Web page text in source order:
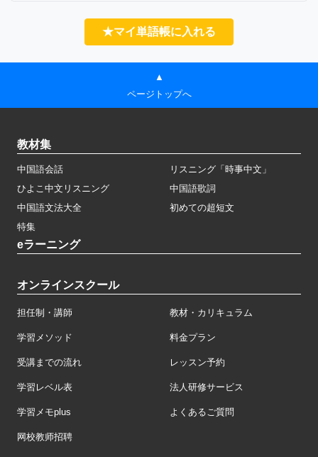
★マイ単語帳に入れる
▲
ページトップへ
教材集
中国語会話
リスニング「時事中文」
ひよこ中文リスニング
中国語歌詞
中国語文法大全
初めての超短文
特集
eラーニング
オンラインスクール
担任制・講師 教材・カリキュラム
学習メソッド 料金プラン
受講までの流れ レッスン予約
学習レベル表 法人研修サービス
学習メモplus よくあるご質問
网校教师招聘